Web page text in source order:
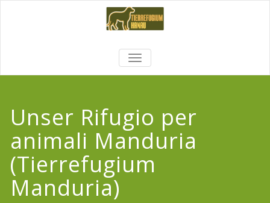
TOGGLE
NAVIGATION
Unser Rifugio per
animali Manduria
(Tierrefugium
Manduria)